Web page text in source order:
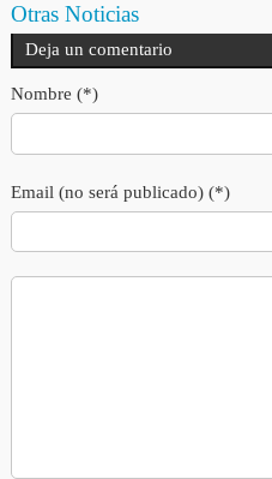
Otras Noticias
Deja un comentario
Nombre (*)
Email (no será publicado) (*)